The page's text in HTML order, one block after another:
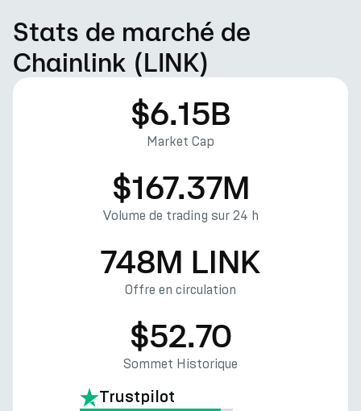
Stats de marché de
Chainlink (LINK)
$6.15B
Market Cap
$167.37M
Volume de trading sur 24 h
748M LINK
Offre en circulation
$52.70
Sommet Historique
Trustpilot